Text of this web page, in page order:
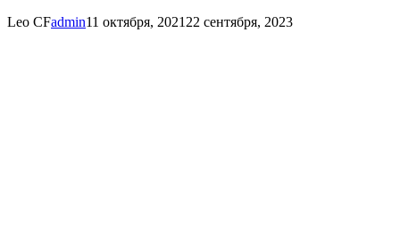
Leo CFadmin11 октября, 2021 22 сентября, 2023